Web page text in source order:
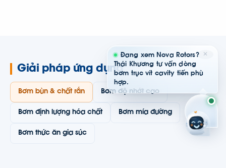
Giải pháp ứng dụng
Bơm bùn & chất rắn Bơm độ nhớt cao
Bơm định lượng hóa chất Bơm mía đường
Bơm thức ăn gia súc
✕
Đang xem Nova Rotors?
Thái Khương tư vấn dòng
bơm trục vít cavity tiến phù
hợp.